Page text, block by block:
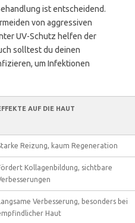
ist entscheidend.
von aggressiven
UV-Schutz helfen der
solltest du deinen
um Infektionen
AUF DIE HAUT
Reizung, kaum Regeneration
Kollagenbildung, sichtbare
Verbesserung, besonders bei
Haut